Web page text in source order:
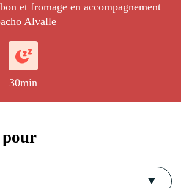
et fromage en accompagnement
Alvalle
30min